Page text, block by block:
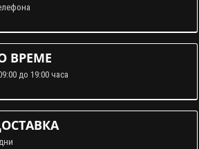
ВРЕМЕ
до 19:00 часа